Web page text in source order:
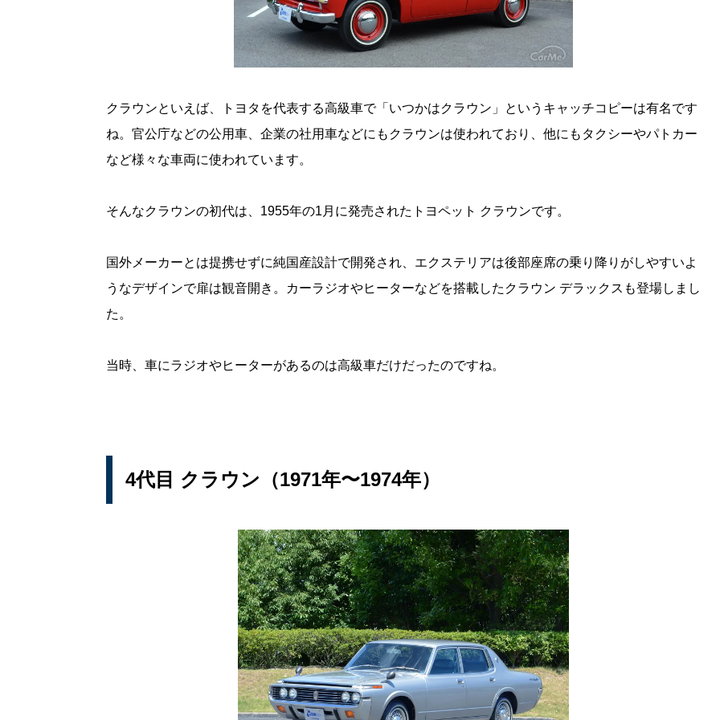
クラウンといえば、トヨタを代表する高級車で「いつかはクラウン」というキャッチコピーは有名です
ね。官公庁などの公用車、企業の社用車などにもクラウンは使われており、他にもタクシーやパトカー
など様々な車両に使われています。
そんなクラウンの初代は、1955年の1月に発売されたトヨペット クラウンです。
国外メーカーとは提携せずに純国産設計で開発され、エクステリアは後部座席の乗り降りがしやすいよ
うなデザインで扉は観音開き。カーラジオやヒーターなどを搭載したクラウン デラックスも登場しまし
た。
当時、車にラジオやヒーターがあるのは高級車だけだったのですね。
4代目 クラウン（1971年〜1974年）